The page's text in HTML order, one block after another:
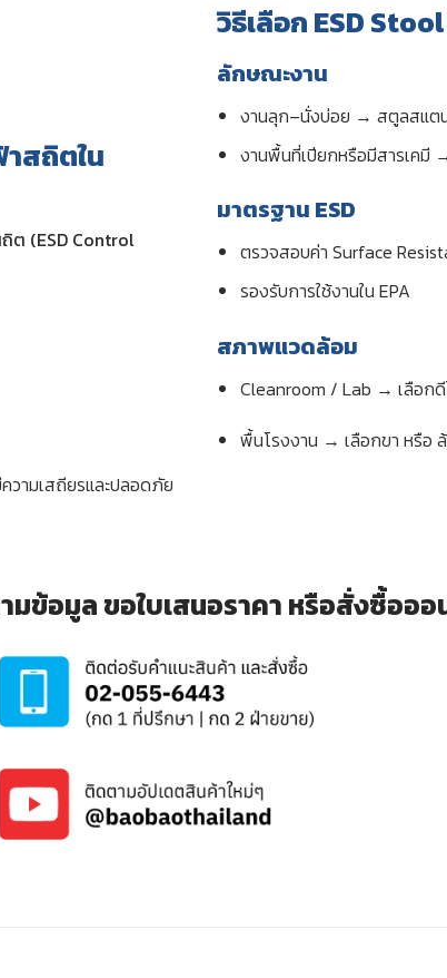
สถิตใน
ต (ESD Control
วามเสถียรและปลอดภัย
วิธีเลือก ESD
ลักษณะงาน
งานลุก–นั่งบ่อย → สตูลสแต
งานพื้นที่เปียกหรือมีสารเคมี
มาตรฐาน ESD
ตรวจสอบค่า Surface
รองรับการใช้งานใน EPA
สภาพแวดล้อม
Cleanroom / Lab → เลือกดี
พื้นโรงงาน → เลือกขา หรือ ล้
ข้อมูล ขอใบเสนอราคา หรือสั่งซื้อออ